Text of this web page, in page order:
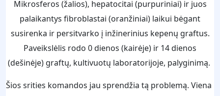
Mikrosferos (žalios), hepatocitai (purpuriniai) ir juos
palaikantys fibroblastai (oranžiniai) laikui bėgant
susirenka ir persitvarko į inžinerinius kepenų graftus.
Paveikslėlis rodo 0 dienos (kairėje) ir 14 dienos
(dešinėje) graftų, kultivuotų laboratorijoje, palyginimą.
Šios srities komandos jau sprendžia tą problemą. Viena